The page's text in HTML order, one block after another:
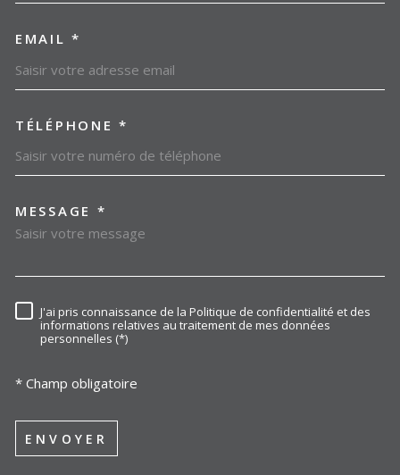
EMAIL *
TÉLÉPHONE *
MESSAGE *
RÈGLEMENTATION
J'ai pris connaissance de la Politique de confidentialité et des
informations relatives au traitement de mes données
personnelles (*)
* Champ obligatoire
ENVOYER